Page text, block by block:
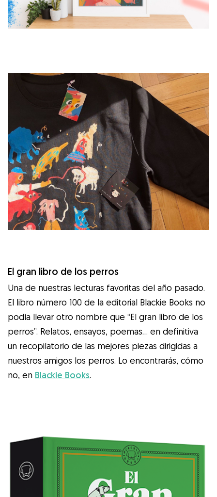
El gran libro de los perros
Una de nuestras lecturas favoritas del año pasado.
El libro número 100 de la editorial Blackie Books no
podía llevar otro nombre que “El gran libro de los
perros”. Relatos, ensayos, poemas… en definitiva
un recopilatorio de las mejores piezas dirigidas a
nuestros amigos los perros. Lo encontrarás, cómo
no, en Blackie Books.